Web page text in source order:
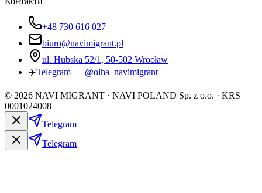
+48 730 616 027
biuro@navimigrant.pl
ul. Hubska 52/1, 50-502 Wrocław
✈️Telegram — @olha_navimigrant
© 2026 NAVI MIGRANT · NAVI POLAND Sp. z o.o. · KRS
0001024008
Telegram
Telegram